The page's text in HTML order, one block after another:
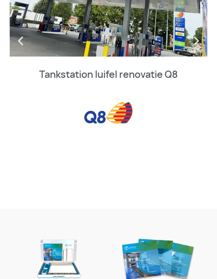
Tankstation luifel renovatie Q8